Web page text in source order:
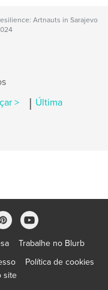
Artnauts in Sarajevo
> | Última
Trabalhe no Blurb
Política de cookies
site